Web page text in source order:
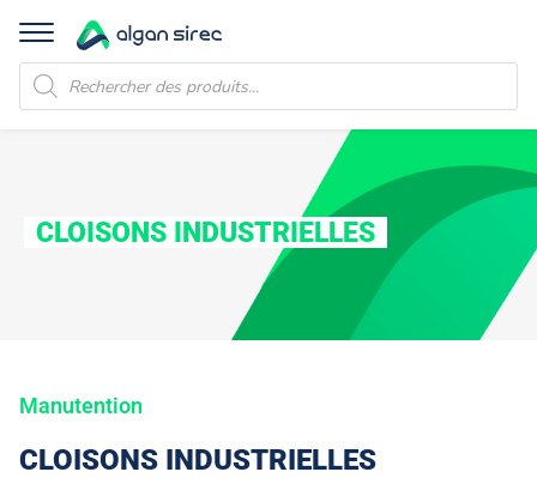
Recherche
de
produits
CLOISONS INDUSTRIELLES
Manutention
CLOISONS INDUSTRIELLES